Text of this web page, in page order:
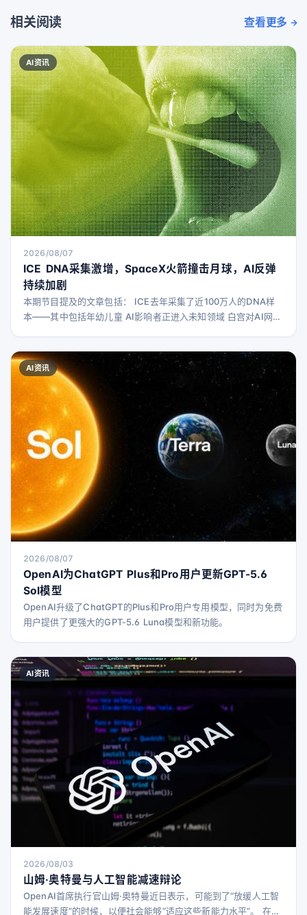
相关阅读 查看更多
AI资讯
2026/08/07
ICE DNA采集激增，SpaceX火箭撞击月球，AI反弹
持续加剧
本期节目提及的文章包括： ICE去年采集了近100万人的DNA样
本——其中包括年幼儿童 AI影响者正进入未知领域 白宫对AI网络
响美国政治 你可以在Bluesky关注Brian
Barrett（@brbarrett）、Zoë Schiffer（@Zoëschiffer）、L
AI资讯
2026/08/07
OpenAI为ChatGPT Plus和Pro用户更新GPT-5.6
Sol模型
OpenAI升级了ChatGPT的Plus和Pro用户专用模型，同时为免费
用户提供了更强大的GPT-5.6 Luna模型和新功能。
AI资讯
2026/08/03
山姆·奥特曼与人工智能减速辩论
OpenAI首席执行官山姆·奥特曼近日表示，可能到了“放缓人工智
能发展速度”的时候，以便社会能够“适应这些新能力水平”。 在最